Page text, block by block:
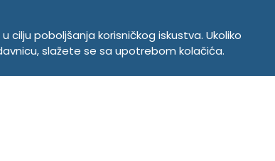
o kolačićima
poboljšanja korisničkog iskustva. Ukoliko
slažete se sa upotrebom kolačića.